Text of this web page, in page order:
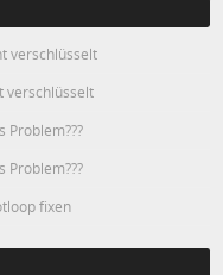
verschlüsselt
verschlüsselt
Problem???
Problem???
fixen